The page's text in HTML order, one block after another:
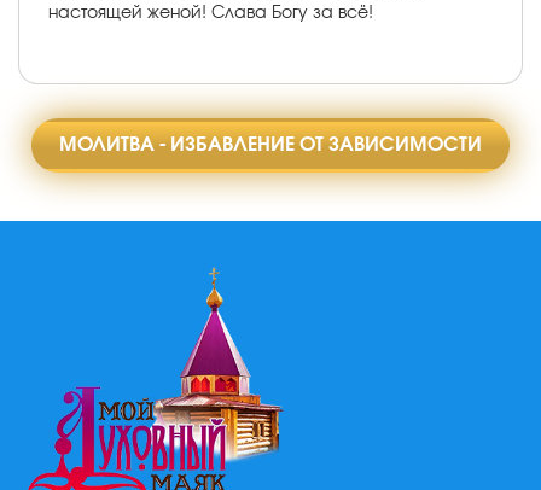
настоящей женой! Слава Богу за всё!
МОЛИТВА - ИЗБАВЛЕНИЕ ОТ ЗАВИСИМОСТИ